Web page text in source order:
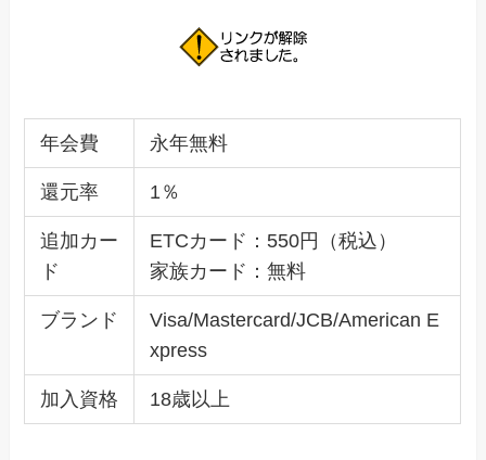
年会費 永年無料
還元率 1％
追加カー
ド
ETCカード：550円（税込）
家族カード：無料
ブランド
Visa/Mastercard/JCB/American E
xpress
加入資格 18歳以上